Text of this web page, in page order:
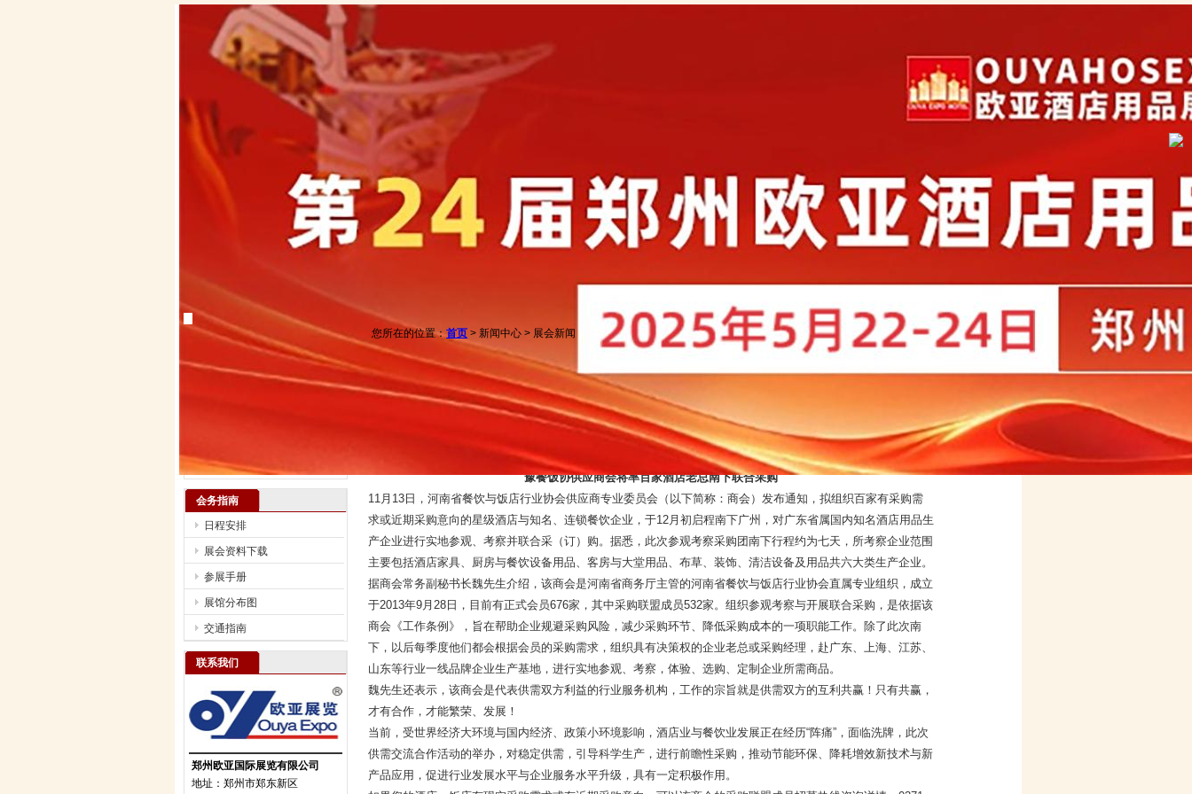
第二十届于6月6日闭幕！
在线登记
会务指南
日程安排
展会资料下载
参展手册
展馆分布图
交通指南
联系我们
郑州欧亚国际展览有限公司
地址：郑州市郑东新区
您所在的位置：首页 > 新闻中心 > 展会新闻
豫餐饭协供应商会将率百家酒店老总南下联合采购
第十一欧亚酒店用品展招商发动第一波攻势
豫餐饭协供应商会将率百家酒店老总南下联合采购
11月13日，河南省餐饮与饭店行业协会供应商专业委员会（以下简称：商会）发布通知，拟组织百家有采购需
求或近期采购意向的星级酒店与知名、连锁餐饮企业，于12月初启程南下广州，对广东省属国内知名酒店用品生
产企业进行实地参观、考察并联合采（订）购。据悉，此次参观考察采购团南下行程约为七天，所考察企业范围
主要包括酒店家具、厨房与餐饮设备用品、客房与大堂用品、布草、装饰、清洁设备及用品共六大类生产企业。
据商会常务副秘书长魏先生介绍，该商会是河南省商务厅主管的河南省餐饮与饭店行业协会直属专业组织，成立
于2013年9月28日，目前有正式会员676家，其中采购联盟成员532家。组织参观考察与开展联合采购，是依据该
商会《工作条例》，旨在帮助企业规避采购风险，减少采购环节、降低采购成本的一项职能工作。除了此次南
下，以后每季度他们都会根据会员的采购需求，组织具有决策权的企业老总或采购经理，赴广东、上海、江苏、
山东等行业一线品牌企业生产基地，进行实地参观、考察，体验、选购、定制企业所需商品。
魏先生还表示，该商会是代表供需双方利益的行业服务机构，工作的宗旨就是供需双方的互利共赢！只有共赢，
才有合作，才能繁荣、发展！
当前，受世界经济大环境与国内经济、政策小环境影响，酒店业与餐饮业发展正在经历“阵痛”，面临洗牌，此次
供需交流合作活动的举办，对稳定供需，引导科学生产，进行前瞻性采购，推动节能环保、降耗增效新技术与新
产品应用，促进行业发展水平与企业服务水平升级，具有一定积极作用。